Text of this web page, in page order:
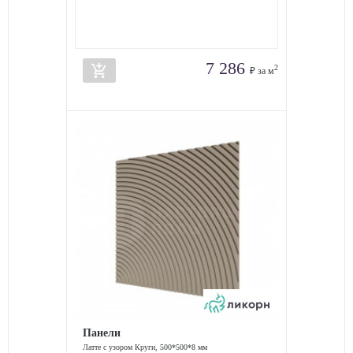
add_shopping_cart 7 286 ₽ за м2
Панели
Латте с узором Круги, 500*500*8 мм